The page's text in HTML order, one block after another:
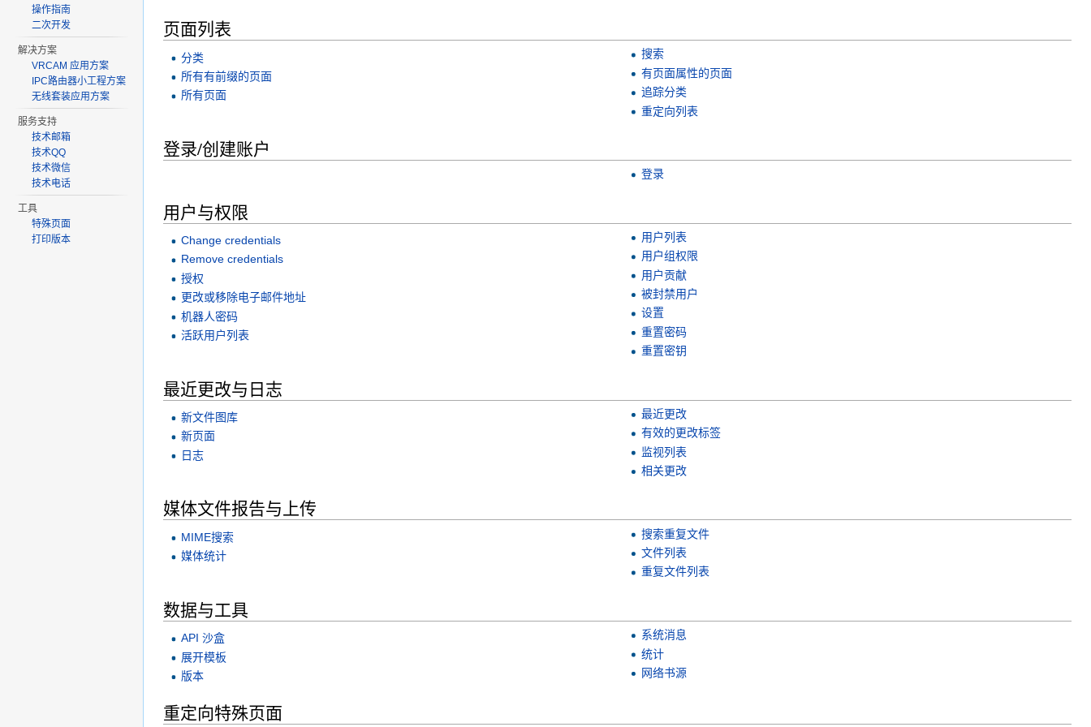
页面列表
分类
所有有前缀的页面
所有页面
搜索
有页面属性的页面
追踪分类
重定向列表
登录/创建账户
登录
用户与权限
Change credentials
Remove credentials
授权
更改或移除电子邮件地址
机器人密码
活跃用户列表
用户列表
用户组权限
用户贡献
被封禁用户
设置
重置密码
重置密钥
最近更改与日志
新文件图库
新页面
日志
最近更改
有效的更改标签
监视列表
相关更改
媒体文件报告与上传
MIME搜索
媒体统计
搜索重复文件
文件列表
重复文件列表
数据与工具
API 沙盒
展开模板
版本
系统消息
统计
网络书源
重定向特殊页面
操作指南
二次开发
解决方案
VRCAM 应用方案
IPC路由器小工程方案
无线套装应用方案
服务支持
技术邮箱
技术QQ
技术微信
技术电话
工具
特殊页面
打印版本